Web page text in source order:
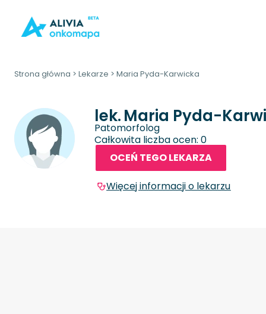
Strona główna > Lekarze > Maria Pyda-Karwicka
lek.Maria Pyda-
Patomorfolog
Całkowita liczba ocen: 0
OCEŃ TEGO LEKARZA
Więcej informacji o lekarzu